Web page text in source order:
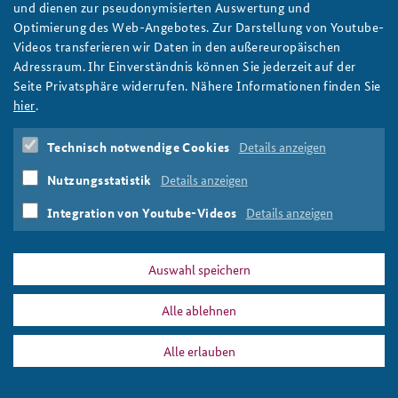
Anfahrt
Freundeskreis
Deutsches Forum Sicherheitspolitik
Arbeitskreis "Junge Sicherheitspolitiker"
Das Sicherheitspolitische Gespräch an der BAKS
Studierendenkonferenz Sicherheitspolitik gestalten
Newsletter-Archiv
und dienen zur pseudonymisierten Auswertung und
Optimierung des Web-Angebotes. Zur Darstellung von Youtube-
Videos transferieren wir Daten in den außereuropäischen
Adressraum. Ihr Einverständnis können Sie jederzeit auf der
Seite Privatsphäre widerrufen. Nähere Informationen finden Sie
hier.
Technisch notwendige Cookies Details anzeigen
Nutzungsstatistik Details anzeigen
Integration von Youtube-Videos Details anzeigen
Auswahl speichern
Alle ablehnen
Alle erlauben